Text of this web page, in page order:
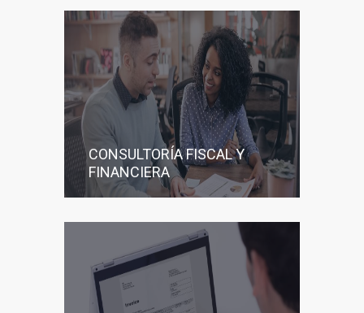
CONSULTORÍA FISCAL Y
FINANCIERA